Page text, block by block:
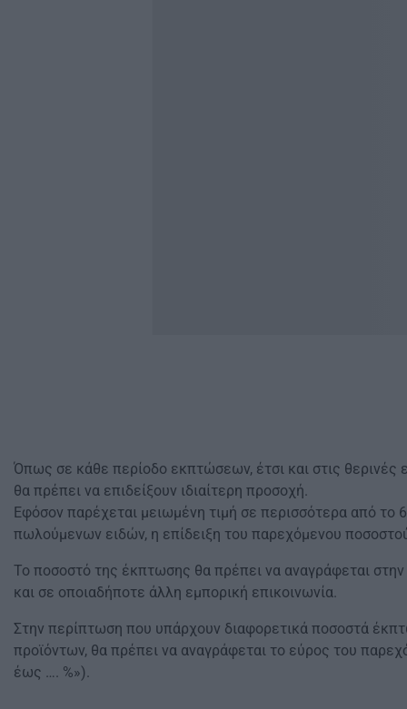
Όπως σε κάθε περίοδο εκπτώσεων, έτσι και στις θερινές
θα πρέπει να επιδείξουν ιδιαίτερη προσοχή.
Εφόσον παρέχεται μειωμένη τιμή σε περισσότερα από το
πωλούμενων ειδών, η επίδειξη του παρεχόμενου
Το ποσοστό της έκπτωσης θα πρέπει να αναγράφεται
και σε οποιαδήποτε άλλη εμπορική επικοινωνία.
Στην περίπτωση που υπάρχουν διαφορετικά ποσοστά
προϊόντων, θα πρέπει να αναγράφεται το εύρος του
έως …. %»).